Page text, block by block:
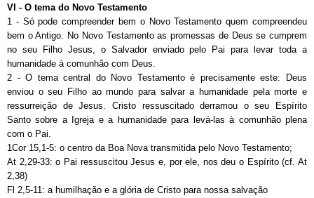
VI - O tema do Novo Testamento
1 - Só pode compreender bem o Novo Testamento quem compreendeu
bem o Antigo. No Novo Testamento as promessas de Deus se cumprem
no seu Filho Jesus, o Salvador enviado pelo Pai para levar toda a
humanidade à comunhão com Deus.
2 - O tema central do Novo Testamento é precisamente este: Deus
enviou o seu Filho ao mundo para salvar a humanidade pela morte e
ressurreição de Jesus. Cristo ressuscitado derramou o seu Espírito
Santo sobre a Igreja e a humanidade para levá-las à comunhão plena
com o Pai.
1Cor 15,1-5: o centro da Boa Nova transmitida pelo Novo Testamento;
At 2,29-33: o Pai ressuscitou Jesus e, por ele, nos deu o Espírito (cf. At
2,38)
Fl 2,5-11: a humilhação e a glória de Cristo para nossa salvação